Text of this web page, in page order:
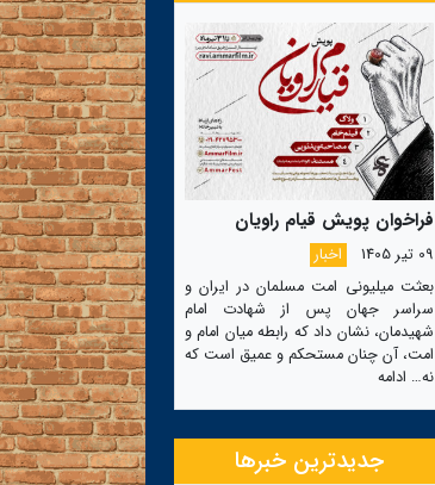
فراخوان پویش قیام راویان
09 تیر 1405
اخبار
بعثت میلیونی امت مسلمان در ایران و
سراسر جهان پس از شهادت امام
شهیدمان، نشان داد که رابطه میان امام و
امت، آن چنان مستحکم و عمیق است که
نه… ادامه
جدیدترین خبرها